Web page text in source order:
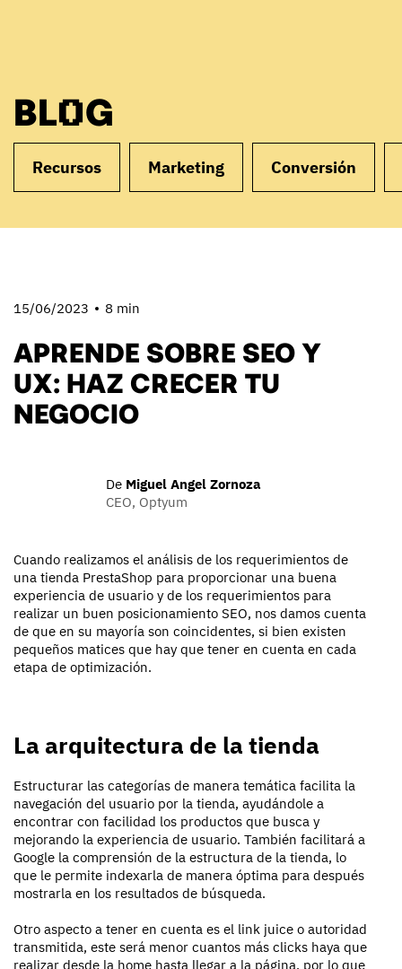
BLOG
Recursos Marketing Conversión
15/06/2023 8 min
APRENDE SOBRE SEO Y
UX: HAZ CRECER TU
NEGOCIO
De Miguel Angel Zornoza
CEO, Optyum
Cuando realizamos el análisis de los requerimientos de
una tienda PrestaShop para proporcionar una buena
experiencia de usuario y de los requerimientos para
realizar un buen posicionamiento SEO, nos damos cuenta
de que en su mayoría son coincidentes, si bien existen
pequeños matices que hay que tener en cuenta en cada
etapa de optimización.
La arquitectura de la tienda
Estructurar las categorías de manera temática facilita la
navegación del usuario por la tienda, ayudándole a
encontrar con facilidad los productos que busca y
mejorando la experiencia de usuario. También facilitará a
Google la comprensión de la estructura de la tienda, lo
que le permite indexarla de manera óptima para después
mostrarla en los resultados de búsqueda.
Otro aspecto a tener en cuenta es el link juice o autoridad
transmitida, este será menor cuantos más clicks haya que
realizar desde la home hasta llegar a la página, por lo que